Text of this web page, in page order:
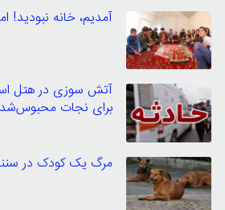
آمدیم، خانه نبودید!
آتش سوزی در هتل
برای نجات
مرگ یک کودک در